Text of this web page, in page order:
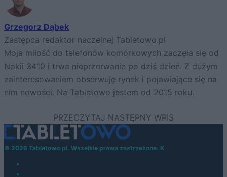
Grzegorz Dąbek
Zastępca redaktor naczelnej Tabletowo.pl
Moja miłość do telefonów komórkowych zaczęła się od
Nokii 3410 i trwa nieprzerwanie po dziś dzień. Z dużym
zainteresowaniem obserwuję rynek i pojawiające się na
nim nowości. Na Tabletowo jestem od 2015 roku.
© 2026 Tabletowo.pl. Wszelkie prawa zastrzeżone. K